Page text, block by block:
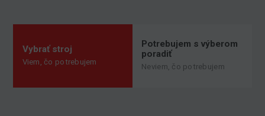
Vybrať stroj
Viem, čo potrebujem
Potrebujem s výberom
poradiť
Neviem, čo potrebujem